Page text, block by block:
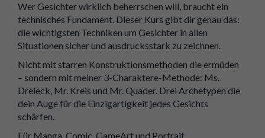
Wer Gesichter wirklich beherrschen will, braucht ein
technisches Fundament. Dieser Kurs gibt dir genau das:
die wichtigsten Techniken um Gesichter in allen
Situationen sicher und ausdrucksstark zu zeichnen.
Nicht mit starren Konstruktionsmethoden die ermüden
– sondern mit meiner 3-Charaktere-Methode: Ms.
Dreieck, Mr. Kreis und Mr. Quader. Drei Archetypen die
dein Auge für die Einzigartigkeit jedes Gesichts
schärfen.
Für Manga, Comic, GameArt und Portrait